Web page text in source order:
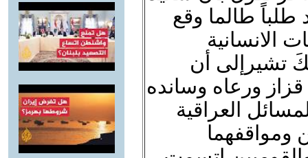
طالما وقع
الانسانية
ذلك فإنكَ تشيرإلى أن
ورعاه وسانده
العراقية
ومواقفهما